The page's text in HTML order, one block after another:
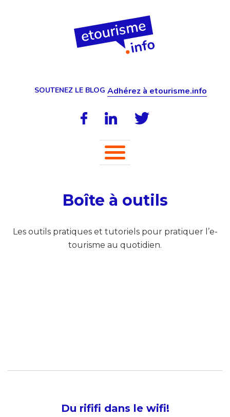
SOUTENEZ LE BLOG Adhérez à etourisme.info
Boîte à outils
Les outils pratiques et tutoriels pour pratiquer l’e-
tourisme au quotidien.
Du rififi dans le wifi!